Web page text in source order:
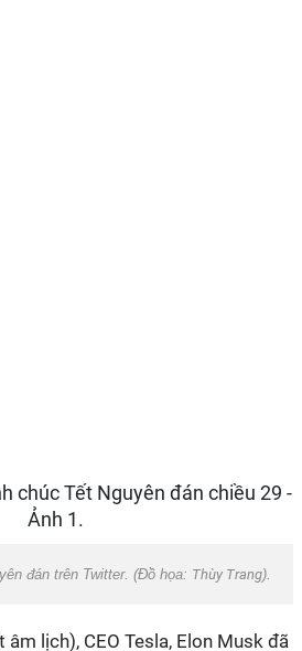
đán trên Twitter. (Đồ họa: Thùy Trang).
lịch), CEO Tesla, Elon Musk đã